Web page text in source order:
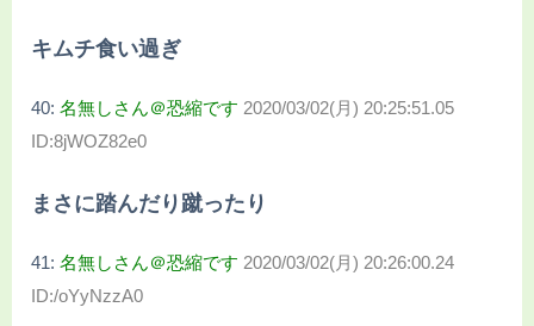
キムチ食い過ぎ
40: 名無しさん＠恐縮です 2020/03/02(月) 20:25:51.05
ID:8jWOZ82e0
まさに踏んだり蹴ったり
41: 名無しさん＠恐縮です 2020/03/02(月) 20:26:00.24
ID:/oYyNzzA0